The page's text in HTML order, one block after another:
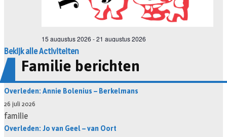
Bekijk alle Activiteiten
Familie berichten
Overleden: Annie Bolenius – Berkelmans
26 juli 2026
familie
Overleden: Jo van Geel – van Oort